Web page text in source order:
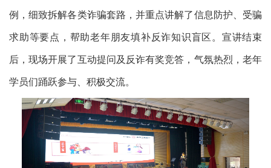
例，细致拆解各类诈骗套路，并重点讲解了信息防护、受骗
求助等要点，帮助老年朋友填补反诈知识盲区。宣讲结束
后，现场开展了互动提问及反诈有奖竞答，气氛热烈，老年
学员们踊跃参与、积极交流。